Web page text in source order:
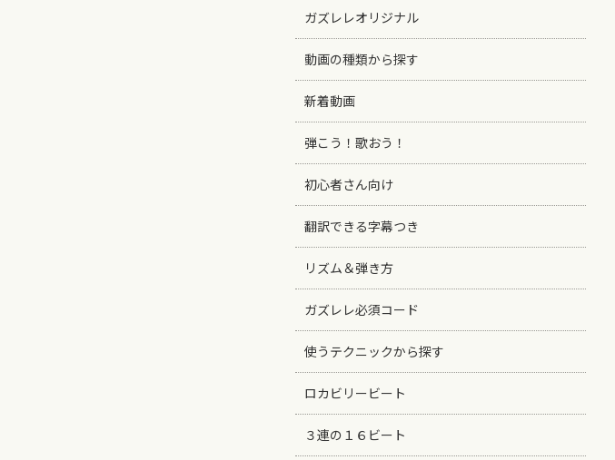
ガズレレオリジナル
動画の種類から探す
新着動画
弾こう！歌おう！
初心者さん向け
翻訳できる字幕つき
リズム＆弾き方
ガズレレ必須コード
使うテクニックから探す
ロカビリービート
３連の１６ビート